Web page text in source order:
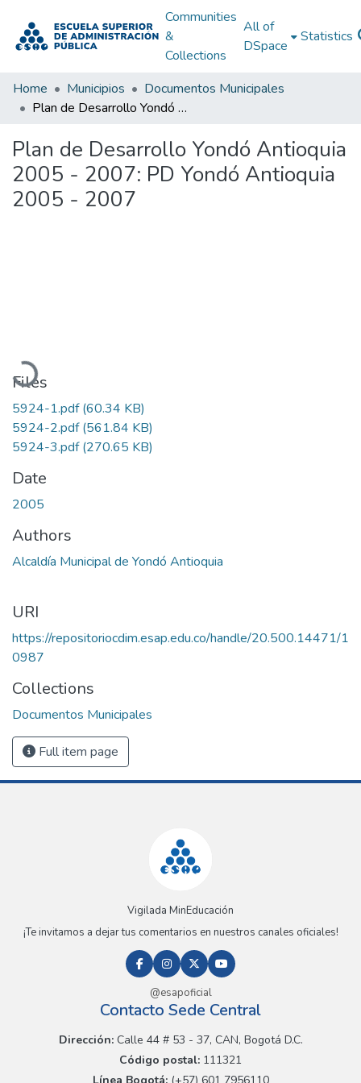
Communities
&
Collections
All of
DSpace
Statistics
Home Municipios
Documentos Municipales
Plan de Desarrollo Yondó Antioquia 2005 - 2007: PD Yondó Antioquia 2005 - 2007
Plan de Desarrollo Yondó Antioquia
2005 - 2007: PD Yondó Antioquia
2005 - 2007
Loading...
Files
5924-1.pdf(60.34 KB)
5924-2.pdf(561.84 KB)
5924-3.pdf(270.65 KB)
Date
2005
Authors
Alcaldía Municipal de Yondó Antioquia
URI
https://repositoriocdim.esap.edu.co/handle/20.500.14471/1
0987
Collections
Documentos Municipales
Full item page
Vigilada MinEducación
¡Te invitamos a dejar tus comentarios en nuestros canales oficiales!
@esapoficial
Contacto Sede Central
Dirección:Calle 44 # 53 - 37, CAN, Bogotá D.C.
Código postal: 111321